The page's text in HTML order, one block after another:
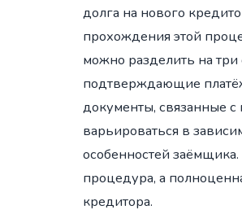
долга на нового
прохождения этой
можно разделить на
подтверждающие
документы, связанные
варьироваться в
особенностей
процедура, а
кредитора.